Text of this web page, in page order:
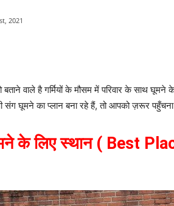
2021
वाले है गर्मियों के मौसम में परिवार के साथ घूमने
संग घूमने का प्लान बना रहे हैं, तो आपको ज़रूर पहुँचना
के लिए स्थान ( Best